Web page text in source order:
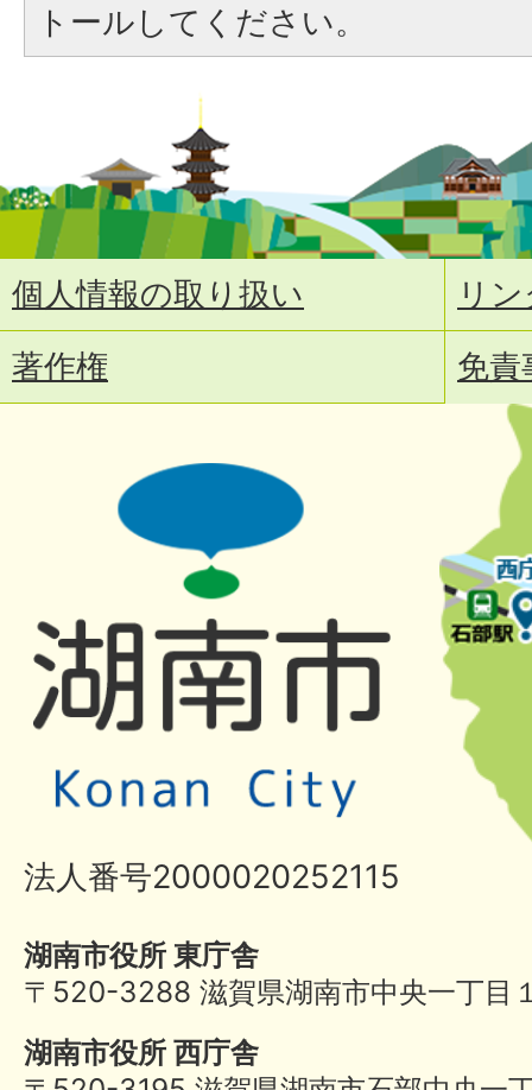
トールしてください。
個人情報の取り扱い
リ
著作権
免責
法人番号2000020252115
湖南市役所 東庁舎
〒520-3288 滋賀県湖南市中央一丁目
湖南市役所 西庁舎